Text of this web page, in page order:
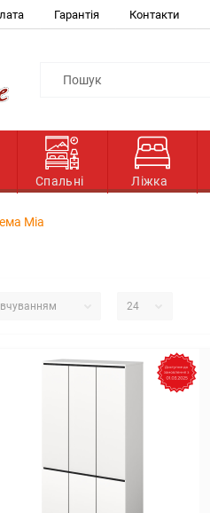
Гарантія Контакти
Спальні Ліжка
Міа